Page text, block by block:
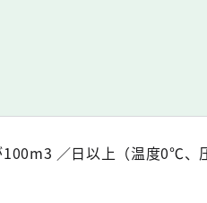
／日以上（温度0℃、